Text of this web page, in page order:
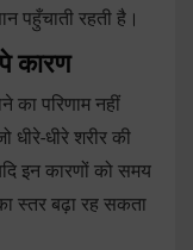
पहुँचाती रहती है।
कारण
का परिणाम नहीं
धीरे शरीर की
इन कारणों को समय
स्तर बढ़ा रह सकता